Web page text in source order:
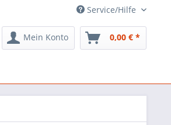
Service/Hilfe
Mein Konto 0,00 € *